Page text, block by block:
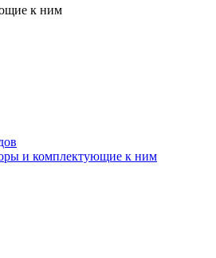
к ним
и комплектующие к ним